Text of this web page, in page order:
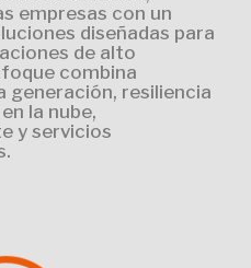
empresas con un
diseñadas para
de alto
combina
resiliencia
la nube,
y servicios